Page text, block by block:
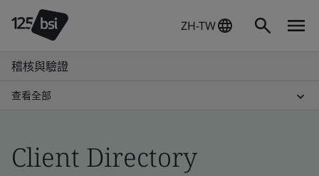
ZH-TW
稽核與驗證
查看全部
Client Directory